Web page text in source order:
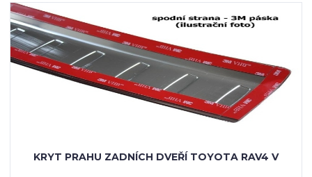
KRYT PRAHU ZADNÍCH DVEŘÍ TOYOTA RAV4 V